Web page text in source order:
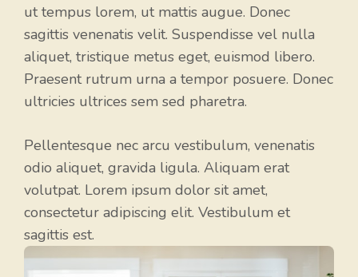
ut tempus lorem, ut mattis augue. Donec
sagittis venenatis velit. Suspendisse vel nulla
aliquet, tristique metus eget, euismod libero.
Praesent rutrum urna a tempor posuere. Donec
ultricies ultrices sem sed pharetra.
Pellentesque nec arcu vestibulum, venenatis
odio aliquet, gravida ligula. Aliquam erat
volutpat. Lorem ipsum dolor sit amet,
consectetur adipiscing elit. Vestibulum et
sagittis est.